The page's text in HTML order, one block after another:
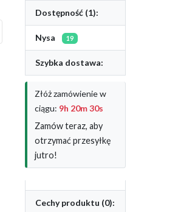
Dostępność (1):
Nysa 19
Szybka dostawa:
Złóż zamówienie w
ciągu: 9h 20m 30s
Zamów teraz, aby
otrzymać przesyłkę
jutro!
Cechy produktu (0):